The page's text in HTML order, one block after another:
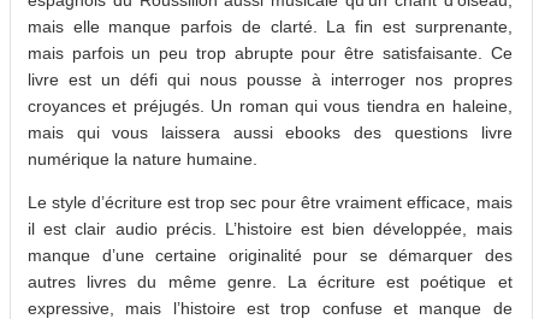
mais elle manque parfois de clarté. La fin est surprenante,
mais parfois un peu trop abrupte pour être satisfaisante. Ce
livre est un défi qui nous pousse à interroger nos propres
croyances et préjugés. Un roman qui vous tiendra en haleine,
mais qui vous laissera aussi ebooks des questions livre
numérique la nature humaine.
Le style d’écriture est trop sec pour être vraiment efficace, mais
il est clair audio précis. L’histoire est bien développée, mais
manque d’une certaine originalité pour se démarquer des
autres livres du même genre. La écriture est poétique et
expressive, mais l’histoire est trop confuse et manque de